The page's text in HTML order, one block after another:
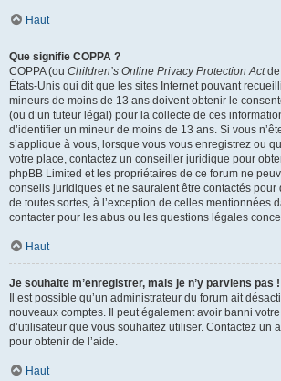
Haut
Que signifie COPPA ?
COPPA (ou Children’s Online Privacy Protection Actde
États-Unis qui dit que les sites Internet pouvant
mineurs de moins de 13 ans doivent obtenir le
(ou d’un tuteur légal) pour la collecte de ces
d’identifier un mineur de moins de 13 ans. Si vous
s’applique à vous, lorsque vous vous enregistrez ou
votre place, contactez un conseiller juridique pour
phpBB Limited et les propriétaires de ce forum ne
conseils juridiques et ne sauraient être contactés
de toutes sortes, à l’exception de celles mentionnées
contacter pour les abus ou les questions légales
Haut
Je souhaite m’enregistrer, mais je n’y parviens pas !
Il est possible qu’un administrateur du forum ait
nouveaux comptes. Il peut également avoir banni
d’utilisateur que vous souhaitez utiliser. Contactez un
pour obtenir de l’aide.
Haut